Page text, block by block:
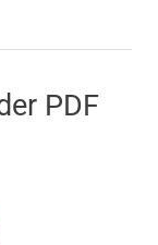
PDF